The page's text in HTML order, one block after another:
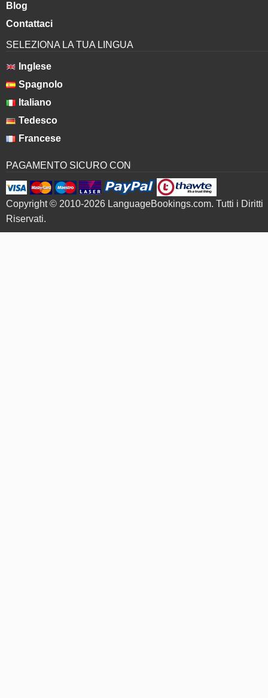
Blog
Contattaci
SELEZIONA LA TUA LINGUA
Inglese
Spagnolo
Italiano
Tedesco
Francese
PAGAMENTO SICURO CON
Copyright © 2010-2026 LanguageBookings.com. Tutti i Diritti
Riservati.